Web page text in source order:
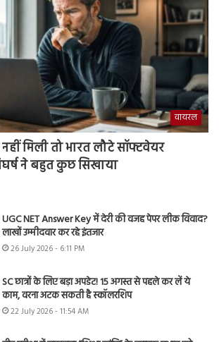
वायरल
मिली तो भारत लौटे सॉफ्टवेयर
ने बहुत कुछ सिखाया
UGC NET Answer Key में देरी की वजह पेपर लीक विवाद?
लाखों उम्मीदवार कर रहे इंतजार
26 July 2026 - 6:11 PM
SC छात्रों के लिए बड़ा अपडेट! 15 अगस्त से पहले कर लें ये
काम, वरना अटक सकती है स्कॉलरशिप
22 July 2026 - 11:54 AM